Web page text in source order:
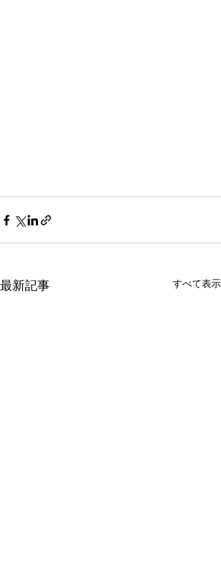
最新記事 すべて表示